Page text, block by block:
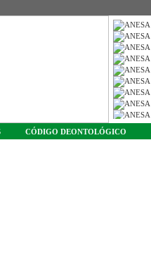
CÓDIGO DEONTOLÓGICO